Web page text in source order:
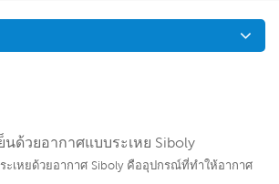
ด้วยอากาศแบบระเหย Siboly
ะเหยด้วยอากาศ Siboly คืออุปกรณ์ที่ทำให้อากาศ